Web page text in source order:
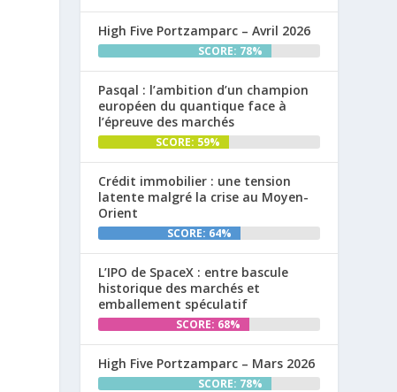
High Five Portzamparc – Avril 2026
SCORE: 78%
Pasqal : l’ambition d’un champion
européen du quantique face à
l’épreuve des marchés
SCORE: 59%
Crédit immobilier : une tension
latente malgré la crise au Moyen-
Orient
SCORE: 64%
L’IPO de SpaceX : entre bascule
historique des marchés et
emballement spéculatif
SCORE: 68%
High Five Portzamparc – Mars 2026
SCORE: 78%